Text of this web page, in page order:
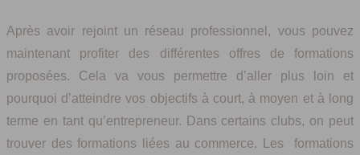
Après avoir rejoint un réseau professionnel, vous pouvez
maintenant profiter des différentes offres de formations
proposées. Cela va vous permettre d’aller plus loin et
pourquoi d’atteindre vos objectifs à court, à moyen et à long
terme en tant qu’entrepreneur. Dans certains clubs, on peut
trouver des formations liées au commerce. Les formations